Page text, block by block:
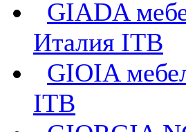
GIADA
Италия ITB
GIOIA
ITB